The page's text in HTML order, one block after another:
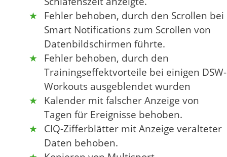
Fehler behoben, durch den Scrollen bei
Smart Notifications zum Scrollen von
Datenbildschirmen führte.
Fehler behoben, durch den
Trainingseffektvorteile bei einigen DSW-
Workouts ausgeblendet wurden
Kalender mit falscher Anzeige von
Tagen für Ereignisse behoben.
CIQ-Zifferblätter mit Anzeige veralteter
Daten behoben.